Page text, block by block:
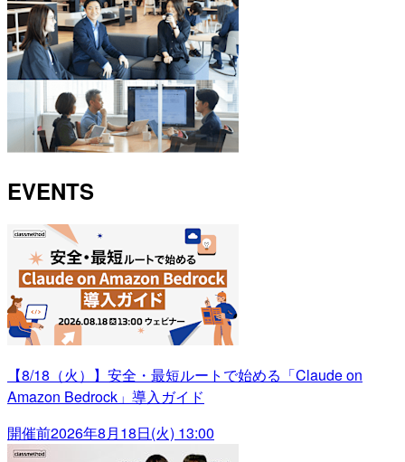
EVENTS
【8/18（火）】安全・最短ルートで始める「Claude on
Amazon Bedrock」導入ガイド
開催前2026年8月18日(火) 13:00